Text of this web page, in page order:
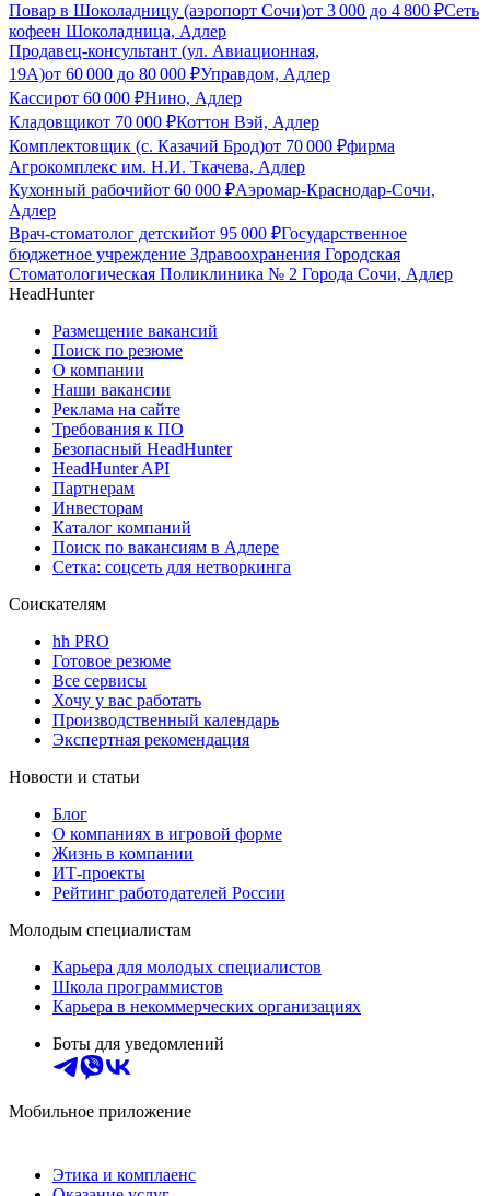
Повар в Шоколадницу (аэропорт Сочи)от 3 000 до 4 800 ₽Сеть
кофеен Шоколадница, Адлер
Продавец-консультант (ул. Авиационная,
19А)от 60 000 до 80 000 ₽Управдом, Адлер
Кассирот 60 000 ₽Нино, Адлер
Кладовщикот 70 000 ₽Коттон Вэй, Адлер
Комплектовщик (с. Казачий Брод)от 70 000 ₽фирма
Агрокомплекс им. Н.И. Ткачева, Адлер
Кухонный рабочийот 60 000 ₽Аэромар-Краснодар-Сочи,
Адлер
Врач-стоматолог детскийот 95 000 ₽Государственное
бюджетное учреждение Здравоохранения Городская
Стоматологическая Поликлиника № 2 Города Сочи, Адлер
HeadHunter
Размещение вакансий
Поиск по резюме
О компании
Наши вакансии
Реклама на сайте
Требования к ПО
Безопасный HeadHunter
HeadHunter API
Партнерам
Инвесторам
Каталог компаний
Поиск по вакансиям в Адлере
Сетка: соцсеть для нетворкинга
Соискателям
hh PRO
Готовое резюме
Все сервисы
Хочу у вас работать
Производственный календарь
Экспертная рекомендация
Новости и статьи
Блог
О компаниях в игровой форме
Жизнь в компании
ИТ-проекты
Рейтинг работодателей России
Молодым специалистам
Карьера для молодых специалистов
Школа программистов
Карьера в некоммерческих организациях
Боты для уведомлений
Мобильное приложение
Этика и комплаенс